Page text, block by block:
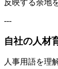
反映する余地
---
自社の人材
人事用語を理